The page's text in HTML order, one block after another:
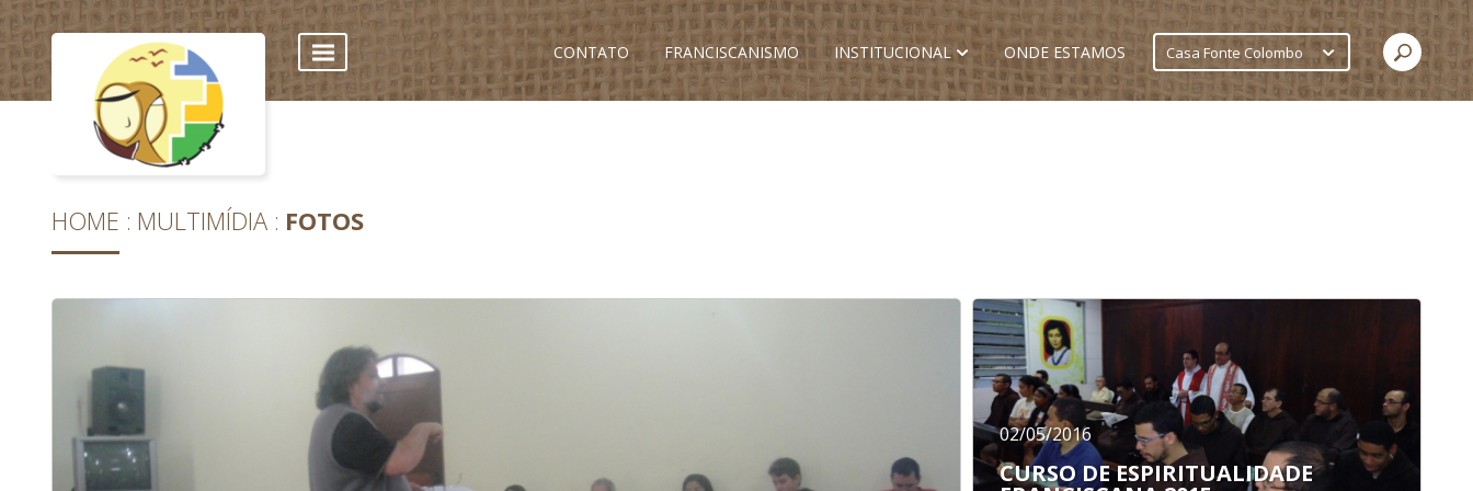
CONTATO FRANCISCANISMO INSTITUCIONAL ONDE ESTAMOS Casa Fonte Colombo
HOME MULTIMÍDIA FOTOS
02/05/2016
CURSO DE ESPIRITUALIDADE